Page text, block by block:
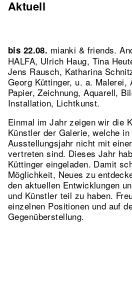
Aktuell
bis 22.08. mianki & friends.
HALFA, Ulrich Haug, Tina
Jens Rausch, Katharina
Georg Küttinger, u. a. Malerei,
Papier, Zeichnung, Aquarell,
Installation, Lichtkunst.
Einmal im Jahr zeigen wir die
Künstler der Galerie, welche
Ausstellungsjahr nicht mit
vertreten sind. Dieses Jahr
Küttinger eingeladen. Damit
Möglichkeit, Neues zu
den aktuellen Entwicklungen
und Künstler teil zu haben.
einzelnen Positionen und auf
Gegenüberstellung.